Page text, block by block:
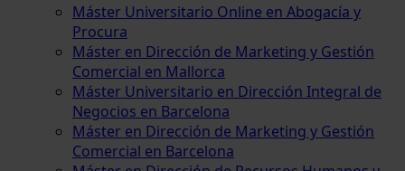
Máster Universitario Online en Abogacía y
Procura
Máster en Dirección de Marketing y Gestión
Comercial en Mallorca
Máster Universitario en Dirección Integral de
Negocios en Barcelona
Máster en Dirección de Marketing y Gestión
Comercial en Barcelona